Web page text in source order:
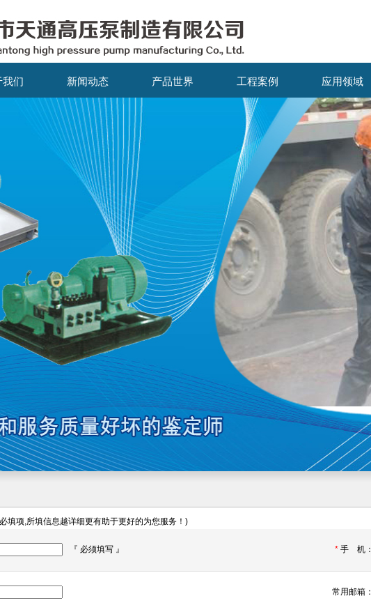
我们 新闻动态 产品世界 工程案例 应用领域
填项,所填信息越详细更有助于更好的为您服务！)
『 必须填写 』 * 手 机：
常用邮箱：